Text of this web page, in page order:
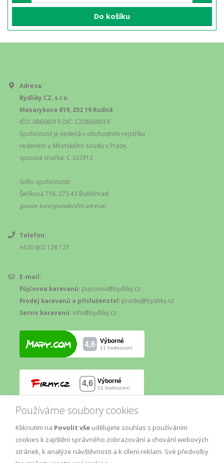
Používáme soubory cookies
Kliknutím na Povolit vše udělujete souhlas s používáním
cookies k zajištění správného zobrazování a chování webových
stránek, k analýze návštěvnosti a k cílení reklam. Své předvolby
Do košíku
Adresa:
Bydliky CZ, s.r.o.
Masarykova 619, 252 19 Rudná
IČO: 08668019 DIČ: CZ08668019
Společnost je vedená v obchodním rejstříku
vedeném u Městského soudu v Praze,
spisová značka: C 322912
Sídlo společnosti:
Šeříková 758, 273 43 Buštěhrad
(pouze korespondenční adresa)
Telefon:
+420 602 126 127
E-mail:
Půjčovna karavanů: pujcovna@bydliky.cz
Prodej karavanů a příslušenství: prodej@bydliky.cz
Servis karavanů: info@bydliky.cz